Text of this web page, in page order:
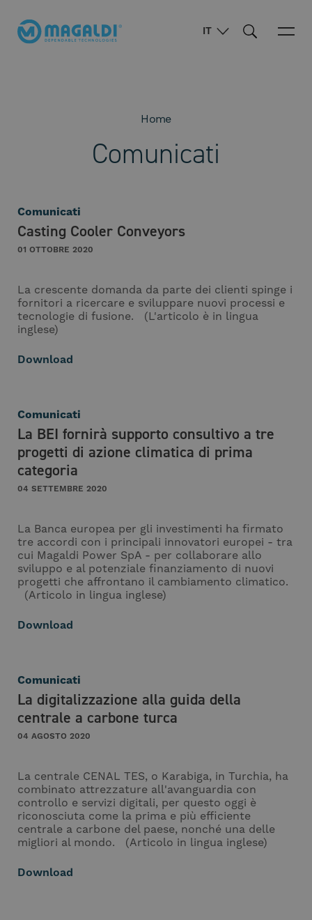
IT
Home
Comunicati
Comunicati
Casting Cooler Conveyors
01 OTTOBRE 2020
La crescente domanda da parte dei clienti spinge i
fornitori a ricercare e sviluppare nuovi processi e
tecnologie di fusione. (L'articolo è in lingua
inglese)
Download
Comunicati
La BEI fornirà supporto consultivo a tre
progetti di azione climatica di prima
categoria
04 SETTEMBRE 2020
La Banca europea per gli investimenti ha firmato
tre accordi con i principali innovatori europei - tra
cui Magaldi Power SpA - per collaborare allo
sviluppo e al potenziale finanziamento di nuovi
progetti che affrontano il cambiamento climatico.
(Articolo in lingua inglese)
Download
Comunicati
La digitalizzazione alla guida della
centrale a carbone turca
04 AGOSTO 2020
La centrale CENAL TES, o Karabiga, in Turchia, ha
combinato attrezzature all'avanguardia con
controllo e servizi digitali, per questo oggi è
riconosciuta come la prima e più efficiente
centrale a carbone del paese, nonché una delle
migliori al mondo. (Articolo in lingua inglese)
Download